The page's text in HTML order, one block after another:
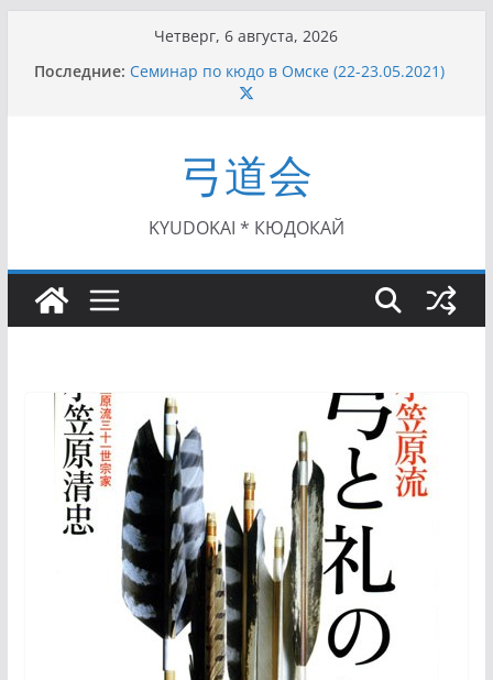
содержимому
Четверг, 6 августа, 2026
Последние: Семинар по кюдо в Омске (22-23.05.2021)
Чемпионат Росcии, Дёмино (2-5.09.2021)
II Кубок Посла Японии в России по Кюдо,
Орёл (25.07.2021)
I этап Кубка Московской области по Кюдо /
Сейдокан II (27.06.2021)
弓道会
KYUDOKAI * КЮДОКАЙ